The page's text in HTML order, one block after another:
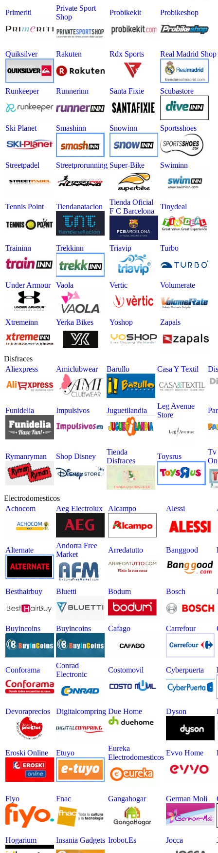
Primeriti
Private Sport
Shop
Probikekit Probikeshop
Quiksilver Rakuten Rdx Sports Real Madrid Shop
Runkeeper Runnerinn Santa Fixie Scubastore
Ski Planet Smashinn Snowinn Sportsshoes
Streetpadel Streetprorunning Super-Bike Swiminn
Tennis Point Tiendanatacion
Tienda Oficial
F C Barcelona
Tinydeal
Traininn Trekkinn Triavip Turbo
Under Armour Vaola Vertic Volumerate
Xtremeinn Yerka Bikes Yoshop Zapals
Disfraces
Aliexpress
Amiclubwear Barullo Casa Y Textil
Funidelia Impulsivos Juguetilandia
Leg Avenue
Store
Rymanryman Shop Disney
Tienda
Disfraces
Toysrus
Tv
Electrodomesticos
Achocom
Aeg Electrolux Alcampo Alessi
Alternate
Andorra Free
Market
Arredatutto Banggood
Besthairbuy Bluetti Bodum Bosch
Buyincoins Buyincoins Cafago Carrefour
Conforama
Conrad
Electronic
Costomovil Cyberpuerta
Devoraprecios Digitalcompring Due Home Dyson
Eroski Online Etuyo
Eureka
Electrodomesticos
Evvo Home
Fiyo Fnac Gangahogar German Moli
Hogarium Insania Gadgets Irobot.es Jocca